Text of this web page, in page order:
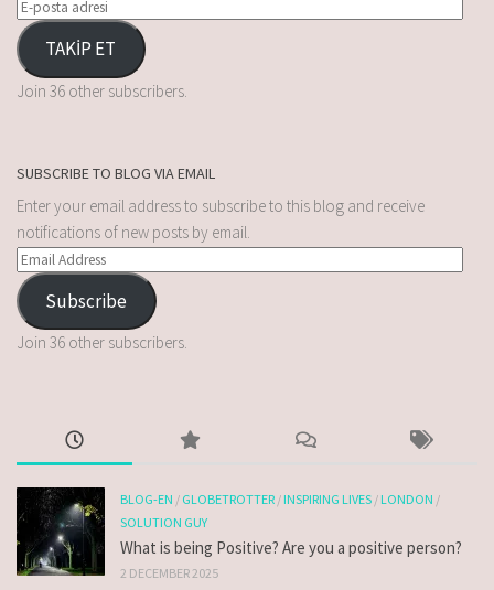
TAKİP ET
Join 36 other subscribers.
SUBSCRIBE TO BLOG VIA EMAIL
Enter your email address to subscribe to this blog and receive
notifications of new posts by email.
Subscribe
Join 36 other subscribers.
BLOG-EN / GLOBETROTTER /INSPIRING LIVES /LONDON /
SOLUTION GUY
What is being Positive? Are you a positive person?
2 DECEMBER 2025